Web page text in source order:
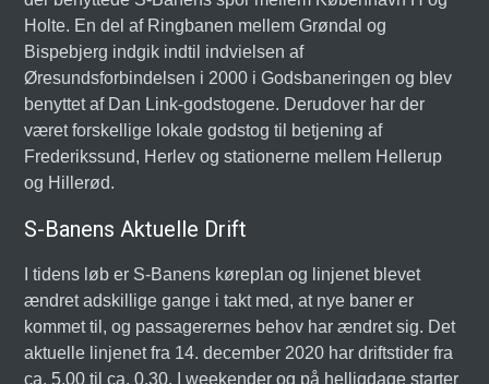
Holte. En del af Ringbanen mellem Grøndal og
Bispebjerg indgik indtil indvielsen af
Øresundsforbindelsen i 2000 i Godsbaneringen og blev
benyttet af Dan Link-godstogene. Derudover har der
været forskellige lokale godstog til betjening af
Frederikssund, Herlev og stationerne mellem Hellerup
og Hillerød.
S-Banens Aktuelle Drift
I tidens løb er S-Banens køreplan og linjenet blevet
ændret adskillige gange i takt med, at nye baner er
kommet til, og passagerernes behov har ændret sig. Det
aktuelle linjenet fra 14. december 2020 har driftstider fra
ca. 5.00 til ca. 0.30. I weekender og på helligdage starter